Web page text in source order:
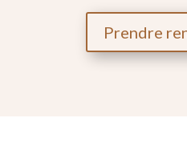
Prendre